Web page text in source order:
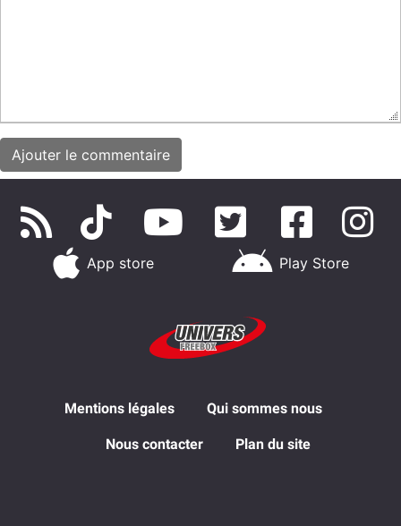
App store Play Store
Mentions légales Qui sommes nous
Nous contacter Plan du site